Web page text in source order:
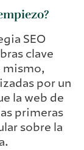
SEO
clave
mismo,
por un
la web de
primeras
sobre la